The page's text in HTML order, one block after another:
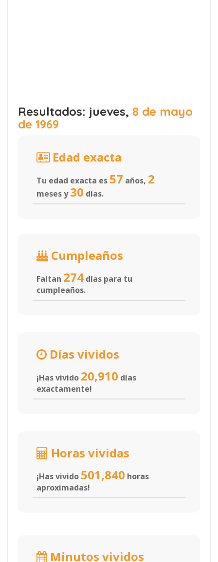
Resultados: jueves, 8 de mayo
de 1969
Edad exacta
Tu edad exacta es 57 años, 2
meses y30 días.
Cumpleaños
Faltan 274 días para tu
cumpleaños.
Días vividos
¡Has vivido 20,910 días
exactamente!
Horas vividas
¡Has vivido 501,840 horas
aproximadas!
Minutos vividos